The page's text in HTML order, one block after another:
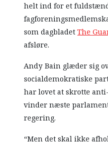
helt ind for et
som dagbladetThe
afsløre.
Andy Bain glæder sig
socialdemokratiske
har lovet at skrotte
vinder næste
regering.
“Men det skal ikke